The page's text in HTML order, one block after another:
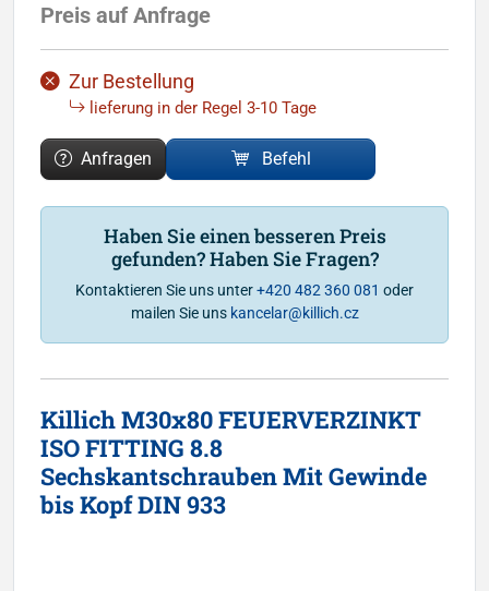
Preis auf Anfrage
Zur Bestellung
lieferung in der Regel 3-10 Tage
Anfragen Befehl
Haben Sie einen besseren Preis
gefunden? Haben Sie Fragen?
Kontaktieren Sie uns unter+420 482 360 081 oder
mailen Sie uns kancelar@killich.cz
Killich M30x80 FEUERVERZINKT
ISO FITTING 8.8
Sechskantschrauben Mit Gewinde
bis Kopf DIN 933